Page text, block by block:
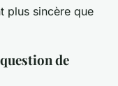
plus sincère que
de